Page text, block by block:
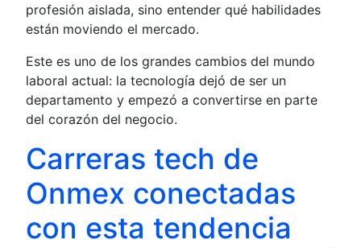
profesión aislada, sino entender qué habilidades
están moviendo el mercado.
Este es uno de los grandes cambios del mundo
laboral actual: la tecnología dejó de ser un
departamento y empezó a convertirse en parte
del corazón del negocio.
Carreras tech de
Onmex conectadas
con esta tendencia